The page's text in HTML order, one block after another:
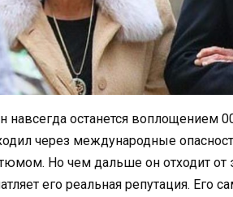
навсегда останется воплощением
через международные
Но чем дальше он отходит от
его реальная репутация. Его